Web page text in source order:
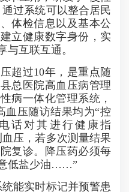
过系统可以整合居民
体检信息以及基本公
立健康数字身份，实
与互联互通。
过10年，是重点随
总医院高血压病管理
病一体化管理系统，
血压随访结果均为“控
话对其进行健康指
压，若多次测量结果
复诊。降压药必须每
低盐少油……”
能实时标记并预警患